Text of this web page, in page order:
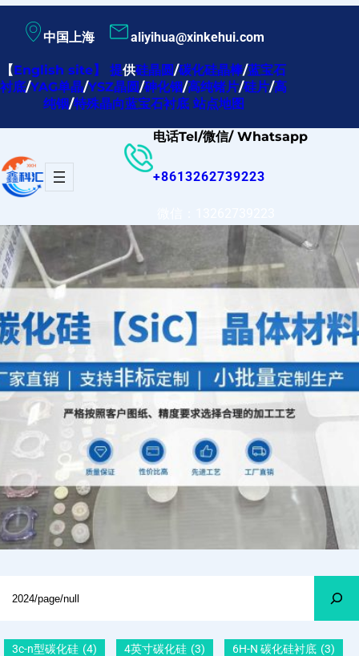
内
容
中国上海 aliyihua@xinkehui.com
【English site】提供硅晶圆/碳化硅晶棒/蓝宝石
衬底/YAG单晶/YSZ晶圆/砷化铟/高纯锗片/硅片/高
纯铟/特殊晶向蓝宝石衬底 站点地图
电话Tel/微信/ Whatsapp
+8613262739223
3c-n型碳化硅 (4) 4英寸碳化硅 (3) 6H-N 碳化硅衬底 (3)